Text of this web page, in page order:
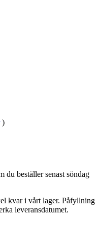
)
du beställer senast söndag
kvar i vårt lager. Påfyllning
leveransdatumet.